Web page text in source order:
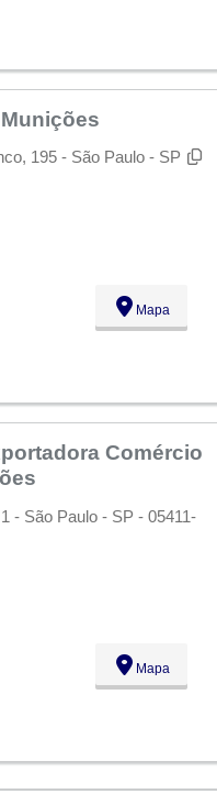
195 - São Paulo - SP
Mapa
Comércio
- São Paulo - SP - 05411-
Mapa